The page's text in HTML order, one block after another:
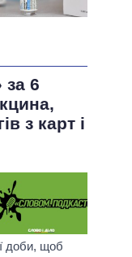
6
з карт і
доби, щоб